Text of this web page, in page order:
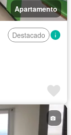
Apartamento
Destacado